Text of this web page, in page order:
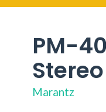
PM-
Marantz